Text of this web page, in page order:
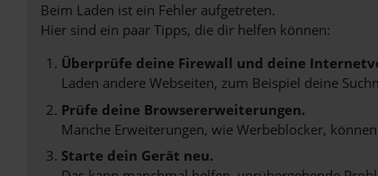
Beim Laden ist ein Fehler aufgetreten.
Hier sind ein paar Tipps, die dir helfen können:
Überprüfe deine Firewall und deine
Laden andere Webseiten, zum Beispiel deine
Prüfe deine Browsererweiterungen.
Manche Erweiterungen, wie Werbeblocker,
Starte dein Gerät neu.